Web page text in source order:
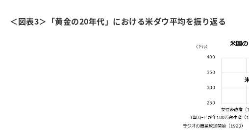
＜図表3＞「黄金の20年代」における米ダウ平均を振り返る